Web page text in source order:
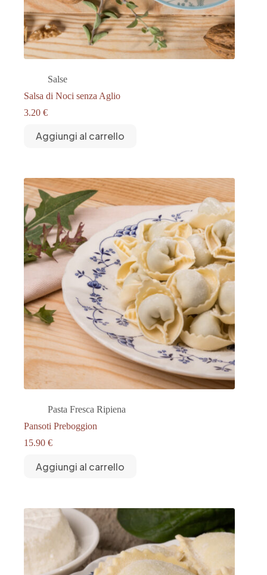
Salse
Salsa di Noci senza Aglio
3.20 €
Aggiungi al carrello
Pasta Fresca Ripiena
Pansoti Preboggion
15.90 €
Aggiungi al carrello